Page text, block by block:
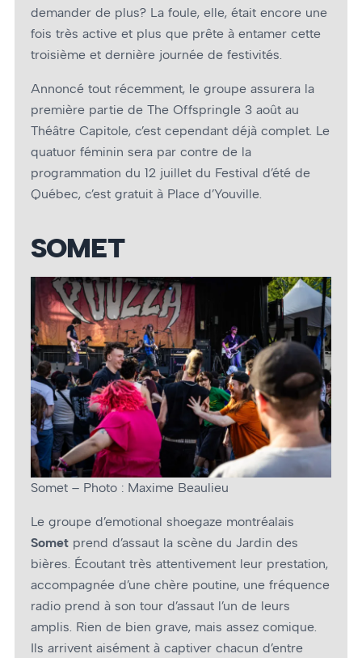
demander de plus? La foule, elle, était encore une
fois très active et plus que prête à entamer cette
troisième et dernière journée de festivités.
Annoncé tout récemment, le groupe assurera la
première partie de The Offspringle 3 août au
Théâtre Capitole, c’est cependant déjà complet. Le
quatuor féminin sera par contre de la
programmation du 12 juillet du Festival d’été de
Québec, c’est gratuit à Place d’Youville.
SOMET
Somet – Photo : Maxime Beaulieu
Le groupe d’emotional shoegaze montréalais
Somet prend d’assaut la scène du Jardin des
bières. Écoutant très attentivement leur prestation,
accompagnée d’une chère poutine, une fréquence
radio prend à son tour d’assaut l’un de leurs
amplis. Rien de bien grave, mais assez comique.
Ils arrivent aisément à captiver chacun d’entre